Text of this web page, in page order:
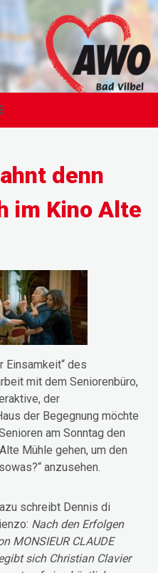
denn
im Kino Alte
Einsamkeit“ des
mit dem Seniorenbüro,
der
der Begegnung möchte
am Sonntag den
Mühle gehen, um den
anzusehen.
schreibt Dennis di
Nach den Erfolgen
MONSIEUR CLAUDE
sich Christian Clavier